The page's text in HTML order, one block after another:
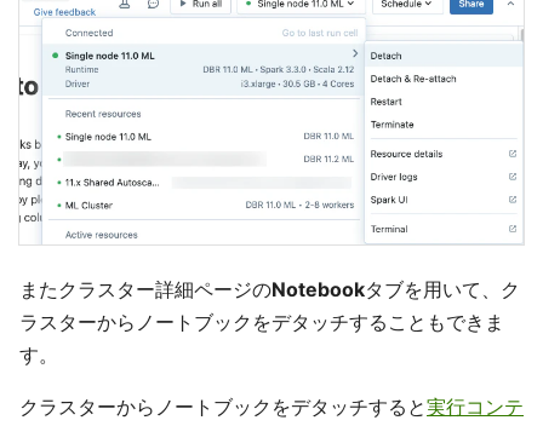
またクラスター詳細ページのNotebookタブを用いて、ク
ラスターからノートブックをデタッチすることもできま
す。
クラスターからノートブックをデタッチすると実行コンテ